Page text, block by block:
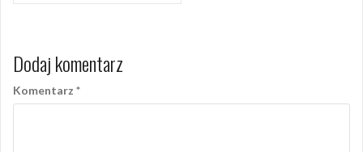
Dodaj komentarz
Komentarz *